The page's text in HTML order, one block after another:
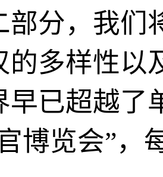
部分，我们
的多样性以
早已超越了
博览会”，